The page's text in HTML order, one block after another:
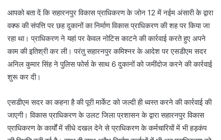
आपको बता दें कि सहारनपुर विकास प्राधिकरण के जोन 12 में नईम अंसारी के द्वारा
वक्फ की संपत्ति पर छह दुकानों का निर्माण विकास प्राधिकरण की शह पर किया जा
रहा था। प्राधिकरण ने यहां पर केवल नोटिस काटने की कार्रवाई करते हुए अपने
काम की इतिश्री कर ली। परंतु सहारनपुर कमिश्नर के आदेश पर एसडीएम सदर
अनिल कुमार सिंह ने पुलिस फोर्स के साथ 6 दुकानों को जमींदोज करने की कार्रवाई
शुरू कर दी।
एसडीएम सदर का कहना है की पूरी मार्केट को जल्दी ही ध्वस्त करने की कार्रवाई की
जाएगी। विकास प्राधिकरण के उलट जिला प्रशासन के द्वारा सहारनपुर विकास
प्राधिकरण के कार्यों में सीधे दखल देने से प्राधिकरण के कर्मचारियों में भी हड़कंप